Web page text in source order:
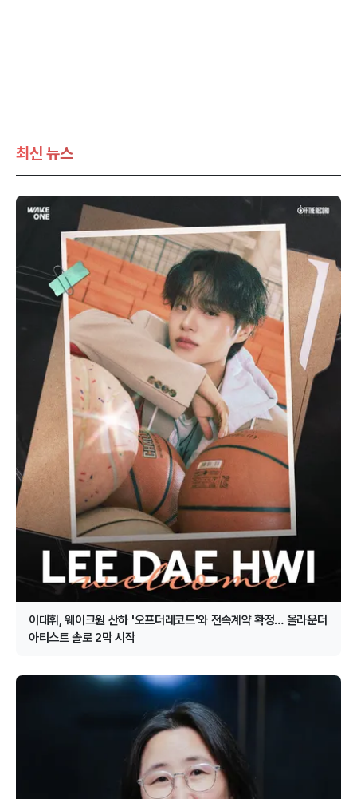
최신 뉴스
이대휘, 웨이크원 산하 '오프더레코드'와 전속계약 확정… 올라운더
아티스트 솔로 2막 시작